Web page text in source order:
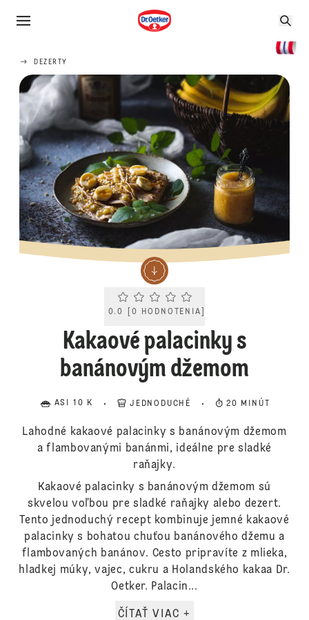
DEZERTY
Current rating 0.0. Click to rate.
0.0 0 HODNOTENIA
Kakaové palacinky s
banánovým džemom
ASI 10 K JEDNODUCHÉ 20 MINÚT
Lahodné kakaové palacinky s banánovým džemom
a flambovanými banánmi, ideálne pre sladké
raňajky.
Kakaové palacinky s banánovým džemom sú
skvelou voľbou pre sladké raňajky alebo dezert.
Tento jednoduchý recept kombinuje jemné kakaové
palacinky s bohatou chuťou banánového džemu a
flambovaných banánov. Cesto pripravíte z mlieka,
hladkej múky, vajec, cukru a Holandského kakaa Dr.
Oetker. Palacin...
ČÍTAŤ VIAC +